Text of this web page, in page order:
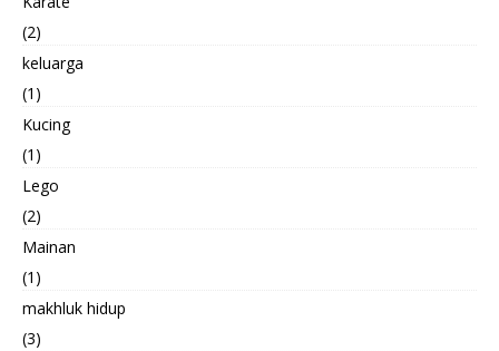
(2)
keluarga
(1)
Kucing
(1)
Lego
(2)
Mainan
(1)
makhluk hidup
(3)